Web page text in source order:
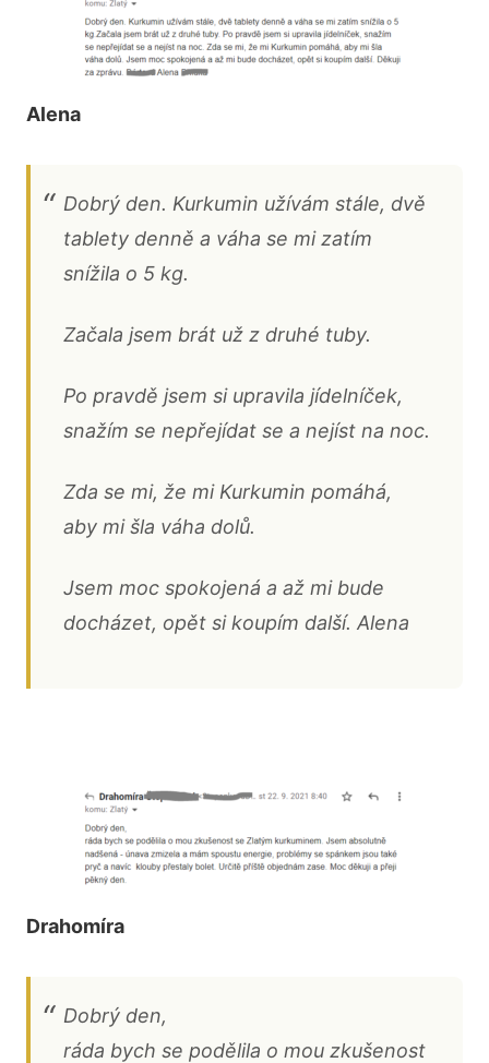
Alena
Dobrý den. Kurkumin užívám stále, dvě
tablety denně a váha se mi zatím
snížila o 5 kg.
Začala jsem brát už z druhé tuby.
Po pravdě jsem si upravila jídelníček,
snažím se nepřejídat se a nejíst na noc.
Zda se mi, že mi Kurkumin pomáhá,
aby mi šla váha dolů.
Jsem moc spokojená a až mi bude
docházet, opět si koupím další. Alena
Drahomíra
Dobrý den,
ráda bych se podělila o mou zkušenost